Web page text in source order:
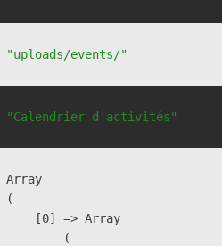
"uploads/events/"
"Calendrier d'activités"
Array
(
    [0] => Array
        (